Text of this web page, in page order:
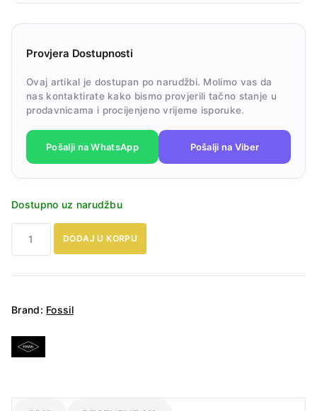
Provjera Dostupnosti
Ovaj artikal je dostupan po narudžbi. Molimo vas da
nas kontaktirate kako bismo provjerili tačno stanje u
prodavnicama i procijenjeno vrijeme isporuke.
Pošalji na WhatsApp Pošalji na Viber
Dostupno uz narudžbu
sat
DODAJ U KORPU
Brand: Fossil